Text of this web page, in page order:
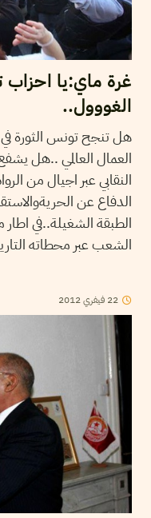
غرة ماي:يا
الغووول..
هل تنجح تونس الثورة في
العمال العالمي ..هل
النقابي عبر اجيال من
الدفاع عن
الطبقة الشغيلة..في
الشعب عبر محطاته
22 فيفري2012